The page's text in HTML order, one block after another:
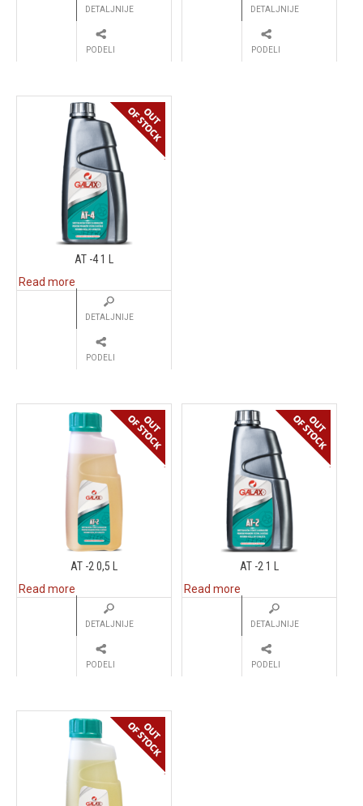
DETALJNIJE
PODELI
DETALJNIJE
PODELI
AT -4 1 L
Read more
DETALJNIJE
PODELI
AT -2 0,5 L
Read more
DETALJNIJE
PODELI
AT -2 1 L
Read more
DETALJNIJE
PODELI